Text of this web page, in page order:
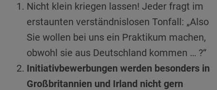
Nicht klein kriegen lassen! Jeder fragt im
erstaunten verständnislosen Tonfall: „Also
Sie wollen bei uns ein Praktikum machen,
obwohl sie aus Deutschland kommen … ?“
Initiativbewerbungen werden besonders in
Großbritannien und Irland nicht gern